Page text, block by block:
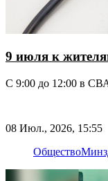
9 июля к
С 9:00 до 12:00 в
08 Июл., 2026, 15:55
Общество